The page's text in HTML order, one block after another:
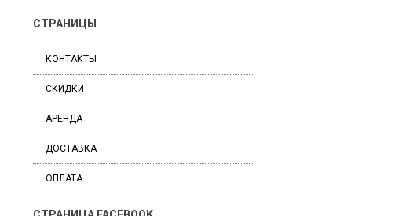
СТРАНИЦЫ
КОНТАКТЫ
СКИДКИ
АРЕНДА
ДОСТАВКА
ОПЛАТА